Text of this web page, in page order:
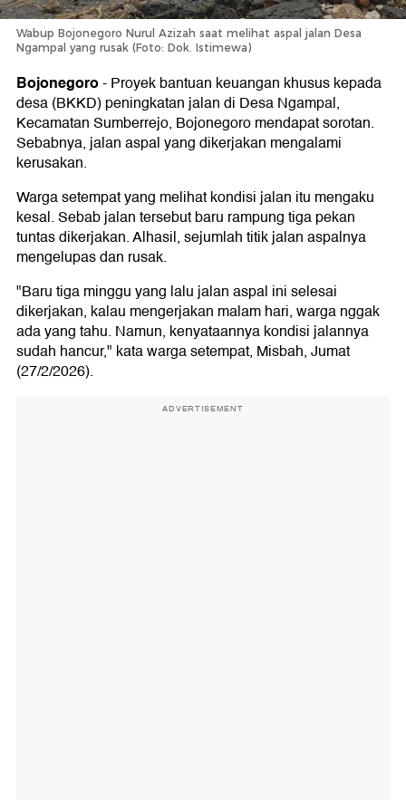
Wabup Bojonegoro Nurul Azizah saat melihat aspal jalan Desa
Ngampal yang rusak (Foto: Dok. Istimewa)
Bojonegoro-Proyek bantuan keuangan khusus kepada
desa (BKKD) peningkatan jalan di Desa Ngampal,
Kecamatan Sumberrejo, Bojonegoro mendapat sorotan.
Sebabnya, jalan aspal yang dikerjakan mengalami
kerusakan.
Warga setempat yang melihat kondisi jalan itu mengaku
kesal. Sebab jalan tersebut baru rampung tiga pekan
tuntas dikerjakan. Alhasil, sejumlah titik jalan aspalnya
mengelupas dan rusak.
"Baru tiga minggu yang lalu jalan aspal ini selesai
dikerjakan, kalau mengerjakan malam hari, warga nggak
ada yang tahu. Namun, kenyataannya kondisi jalannya
sudah hancur," kata warga setempat, Misbah, Jumat
(27/2/2026).
ADVERTISEMENT